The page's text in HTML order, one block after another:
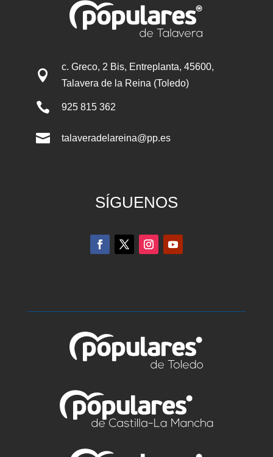

c. Greco, 2 Bis, Entreplanta, 45600,
Talavera de la Reina (Toledo)
 925 815 362
 talaveradelareina@pp.es
SÍGUENOS